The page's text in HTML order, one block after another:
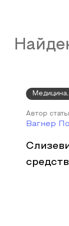
Автор
Вагнер
средств